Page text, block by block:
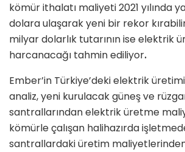
kömür ithalatı maliyeti 2021 yılında
dolara ulaşarak yeni bir rekor
milyar dolarlık tutarının ise elektrik
harcanacağı tahmin ediliyor.
Ember’in Türkiye’deki elektrik
analiz, yeni kurulacak güneş ve
santrallarından elektrik üretme
kömürle çalışan halihazırda
santrallardaki üretim